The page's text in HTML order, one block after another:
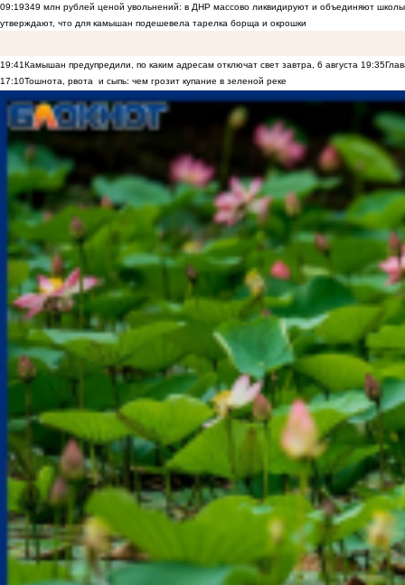
09:19349 млн рублей ценой увольнений: в ДНР массово ликвидируют и объединяют
утверждают, что для камышан подешевела тарелка борща и окрошки
19:41Камышан предупредили, по каким адресам отключат свет завтра, 6 августа 19:35
17:10Тошнота, рвота и сыпь: чем грозит купание в зеленой реке